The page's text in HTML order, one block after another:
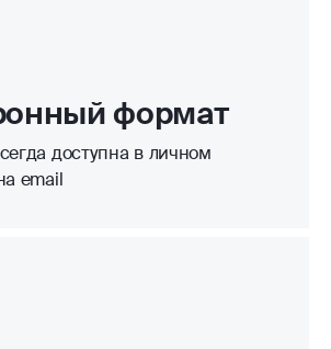
формат
доступна в личном
email